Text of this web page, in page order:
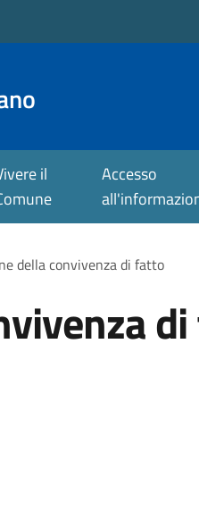
il
Accesso
della convivenza di fatto